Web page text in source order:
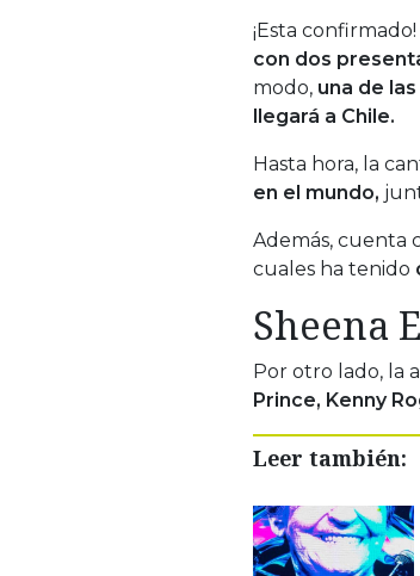
¡Esta confirmado!
con dos
modo, una de
llegará a Chile.
Hasta hora, la
en el mundo,
Además, cuenta
cuales ha tenido
Sheena
Por otro lado, la
Prince, Kenny
Leer también: